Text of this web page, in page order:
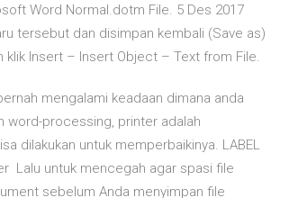
Word Normal.dotm File. 5 Des 2017
tersebut dan disimpan kembali (Save as)
Insert – Insert Object – Text from File.
mengalami keadaan dimana anda
word-processing, printer adalah
dilakukan untuk memperbaikinya. LABEL
Lalu untuk mencegah agar spasi file
sebelum Anda menyimpan file